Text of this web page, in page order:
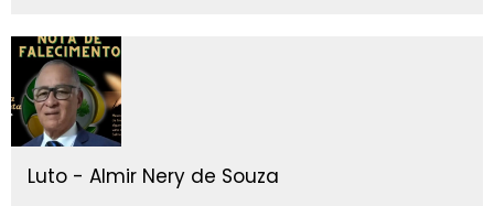
Luto - Almir Nery de Souza